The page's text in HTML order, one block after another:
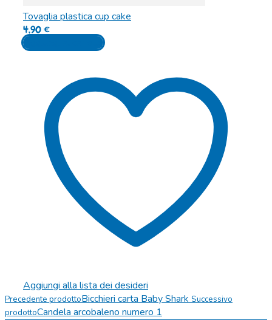
Tovaglia plastica cup cake
4,90€
Aggiungi al carrello
Aggiungi alla lista dei desideri
Precedente prodottoBicchieri carta Baby Shark Successivo
prodottoCandela arcobaleno numero 1